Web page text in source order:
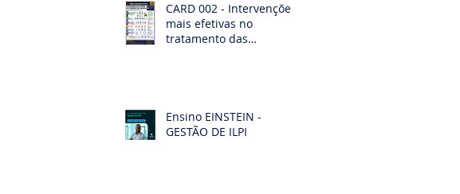
CARD 002 - Intervenções
mais efetivas no
tratamento das
Ensino EINSTEIN -
GESTÃO DE ILPI